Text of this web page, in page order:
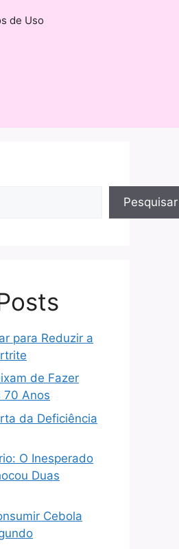
de Uso
Pesquisar
para Reduzir a
de Fazer
70 Anos
da Deficiência
O Inesperado
Duas
Cebola